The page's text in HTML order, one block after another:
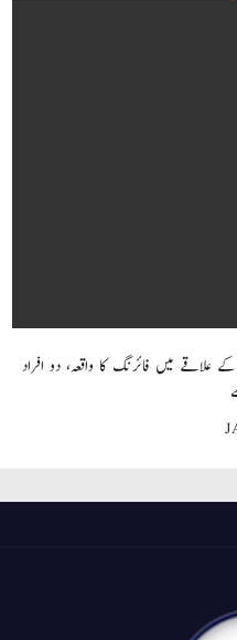
علاقے میں فائرنگ کا واقعہ، دو افراد